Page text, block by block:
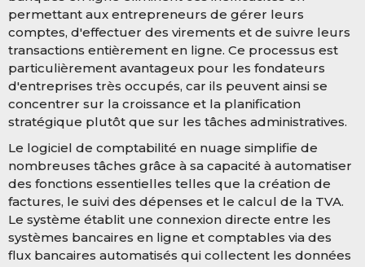
permettant aux entrepreneurs de gérer leurs
comptes, d'effectuer des virements et de suivre leurs
transactions entièrement en ligne. Ce processus est
particulièrement avantageux pour les fondateurs
d'entreprises très occupés, car ils peuvent ainsi se
concentrer sur la croissance et la planification
stratégique plutôt que sur les tâches administratives.
Le logiciel de comptabilité en nuage simplifie de
nombreuses tâches grâce à sa capacité à automatiser
des fonctions essentielles telles que la création de
factures, le suivi des dépenses et le calcul de la TVA.
Le système établit une connexion directe entre les
systèmes bancaires en ligne et comptables via des
flux bancaires automatisés qui collectent les données